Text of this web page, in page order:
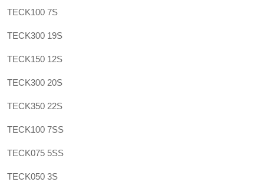
TECK100 7S
TECK300 19S
TECK150 12S
TECK300 20S
TECK350 22S
TECK100 7SS
TECK075 5SS
TECK050 3S